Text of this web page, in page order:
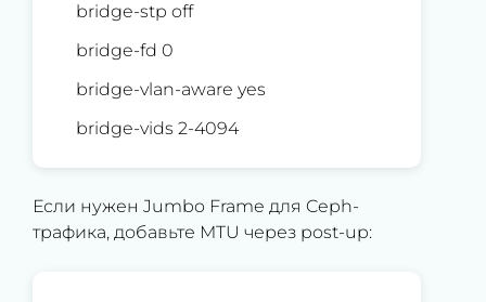
bridge-stp off
bridge-fd 0
bridge-vlan-aware yes
bridge-vids 2-4094
Если нужен Jumbo Frame для Ceph-
трафика, добавьте MTU через post-up: